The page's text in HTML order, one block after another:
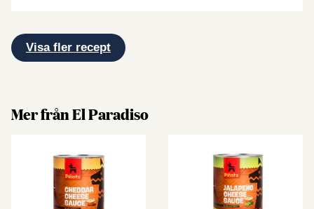
Visa fler recept
Mer från El Paradiso